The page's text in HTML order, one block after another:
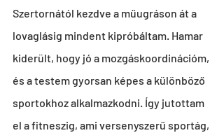
Szertornától kezdve a műugráson át a
lovaglásig mindent kipróbáltam. Hamar
kiderült, hogy jó a mozgáskoordinációm,
és a testem gyorsan képes a különböző
sportokhoz alkalmazkodni. Így jutottam
el a fitneszig, ami versenyszerű sportág,